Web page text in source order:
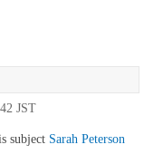
JST
subject Sarah Peterson